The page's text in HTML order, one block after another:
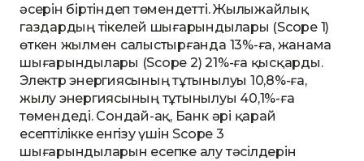
әсерін біртіндеп төмендетті. Жылыжайлық
газдардың тікелей шығарындылары (Scope 1)
өткен жылмен салыстырғанда 13%-ға, жанама
шығарындылары (Scope 2) 21%-ға қысқарды.
Электр энергиясының тұтынылуы 10,8%-ға,
жылу энергиясының тұтынылуы 40,1%-ға
төмендеді. Сондай-ақ, Банк әрі қарай
есептілікке енгізу үшін Scope 3
шығарындыларын есепке алу тәсілдерін